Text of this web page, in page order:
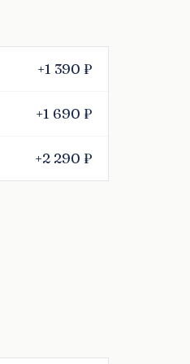
+1 390 ₽
+1 690 ₽
+2 290 ₽